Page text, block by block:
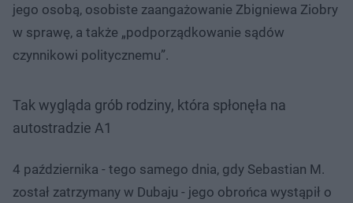
jego osobą, osobiste zaangażowanie Zbigniewa Ziobry
w sprawę, a także „podporządkowanie sądów
czynnikowi politycznemu”.
Tak wygląda grób rodziny, która spłonęła na
autostradzie A1
4 października - tego samego dnia, gdy Sebastian M.
został zatrzymany w Dubaju - jego obrońca wystąpił o